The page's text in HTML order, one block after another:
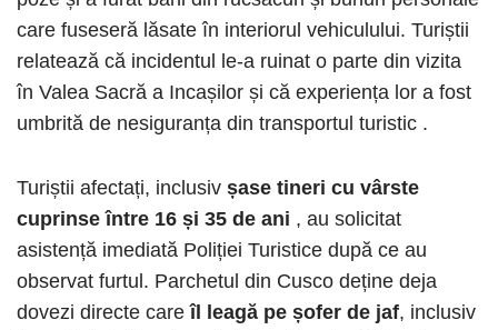
care fuseseră lăsate în interiorul vehiculului. Turiștii
relatează că incidentul le-a ruinat o parte din vizita
în Valea Sacră a Incașilor și că experiența lor a fost
umbrită de nesiguranța din transportul turistic .
Turiștii afectați, inclusiv șase tineri cu vârste
cuprinse între 16 și 35 de ani , au solicitat
asistență imediată Poliției Turistice după ce au
observat furtul. Parchetul din Cusco deține deja
dovezi directe careîl leagă pe șofer de jaf, inclusiv